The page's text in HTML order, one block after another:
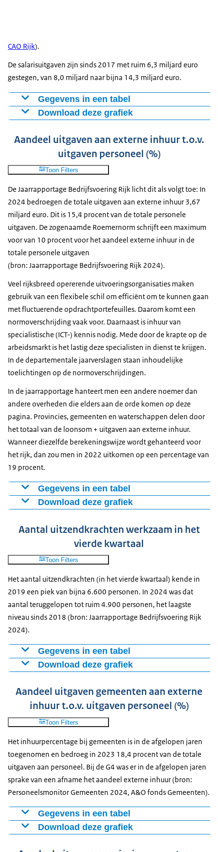
CAO Rijk).
De salarisuitgaven zijn sinds 2017 met ruim 6,3 miljard euro
gestegen, van 8,0 miljard naar bijna 14,3 miljard euro.
Gegevens in een tabel
Personeelskosten
2018
8530
9166
202010226
2022 11440
202312609
Download deze grafiek
Download CSV-bestand
Aandeel uitgaven aan externe inhuur t.o.v.
uitgaven personeel (%)
Toon Filters
De Jaarrapportage Bedrijfsvoering Rijk licht dit als volgt toe: In
2024 bedroegen de totale uitgaven aan externe inhuur 3,67
miljard euro. Dit is 15,4 procent van de totale personele
uitgaven. De zogenaamde Roemernorm schrijft een maximum
voor van 10 procent voor het aandeel externe inhuur in de
totale personele uitgaven
(bron: Jaarrapportage Bedrijfsvoering Rijk 2024).
Veel rijksbreed opererende uitvoeringsorganisaties maken
gebruik van een flexibele schil om efficiënt om te kunnen gaan
met fluctuerende opdrachtportefeuilles. Daarom komt een
normoverschrijding vaak voor. Daarnaast is inhuur van
specialistische (ICT-) kennis nodig. Mede door de krapte op de
arbeidsmarkt is het lastig deze specialisten in dienst te krijgen.
In de departementale jaarverslagen staan inhoudelijke
toelichtingen op de normoverschrijdingen.
In de jaarrapportage hanteert men een andere noemer dan
andere overheden die elders aan de orde komen op deze
pagina. Provincies, gemeenten en waterschappen delen door
het totaal van de loonsom + uitgaven aan externe inhuur.
Wanneer diezelfde berekeningswijze wordt gehanteerd voor
het rijk, dan zou men in 2022 uitkomen op een percentage van
19 procent.
Gegevens in een tabel
Procenten
2019
10,3
202113,4
202315,4
2024
Download deze grafiek
Download CSV-bestand
Aantal uitzendkrachten werkzaam in het
vierde kwartaal
Toon Filters
Het aantal uitzendkrachten (in het vierde kwartaal) kende in
2019 een piek van bijna 6.600 personen. In 2024 was dat
aantal teruggelopen tot ruim 4.900 personen, het laagste
niveau sinds 2018 (bron: Jaarrapportage Bedrijfsvoering Rijk
2024).
Gegevens in een tabel
Alle gemeenten G4
2021
16,5
16,3
2022 17
14,6
202318,4
14,2
Download deze grafiek
Download CSV-bestand
Aandeel uitgaven gemeenten aan externe
inhuur t.o.v. uitgaven personeel (%)
Toon Filters
Het inhuurpercentage bij gemeenten is in de afgelopen jaren
toegenomen en bedroeg in 2023 18,4 procent van de totale
uitgaven aan personeel. Bij de G4 was er in de afgelopen jaren
sprake van een afname het aandeel externe inhuur (bron:
Personeelsmonitor Gemeenten 2024, A&O fonds Gemeenten).
Gegevens in een tabel
Alle gemeenten G4
Download deze grafiek